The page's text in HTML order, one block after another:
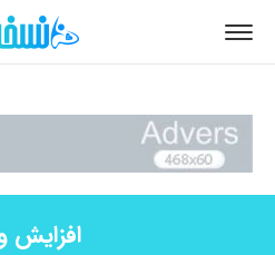
افزایش